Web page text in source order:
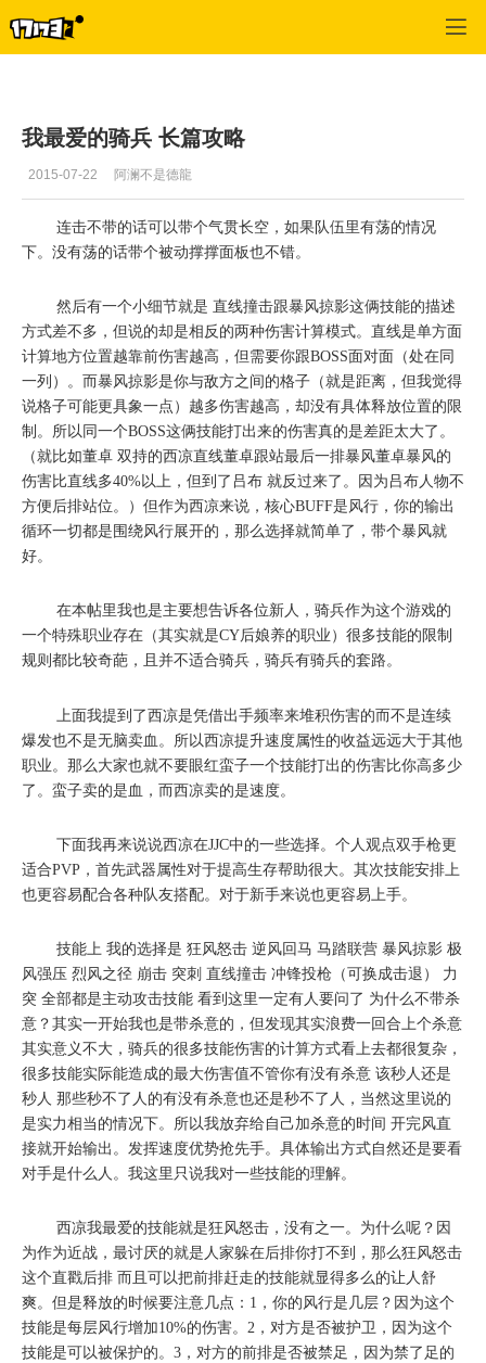
我最爱的骑兵 长篇攻略
2015-07-22 阿澜不是德龍
连击不带的话可以带个气贯长空，如果队伍里有荡的情况
下。没有荡的话带个被动撑撑面板也不错。
然后有一个小细节就是 直线撞击跟暴风掠影这俩技能的描述
方式差不多，但说的却是相反的两种伤害计算模式。直线是单方面
计算地方位置越靠前伤害越高，但需要你跟BOSS面对面（处在同
一列）。而暴风掠影是你与敌方之间的格子（就是距离，但我觉得
说格子可能更具象一点）越多伤害越高，却没有具体释放位置的限
制。所以同一个BOSS这俩技能打出来的伤害真的是差距太大了。
（就比如董卓 双持的西凉直线董卓跟站最后一排暴风董卓暴风的
伤害比直线多40%以上，但到了吕布 就反过来了。因为吕布人物不
方便后排站位。）但作为西凉来说，核心BUFF是风行，你的输出
循环一切都是围绕风行展开的，那么选择就简单了，带个暴风就
好。
在本帖里我也是主要想告诉各位新人，骑兵作为这个游戏的
一个特殊职业存在（其实就是CY后娘养的职业）很多技能的限制
规则都比较奇葩，且并不适合骑兵，骑兵有骑兵的套路。
上面我提到了西凉是凭借出手频率来堆积伤害的而不是连续
爆发也不是无脑卖血。所以西凉提升速度属性的收益远远大于其他
职业。那么大家也就不要眼红蛮子一个技能打出的伤害比你高多少
了。蛮子卖的是血，而西凉卖的是速度。
下面我再来说说西凉在JJC中的一些选择。个人观点双手枪更
适合PVP，首先武器属性对于提高生存帮助很大。其次技能安排上
也更容易配合各种队友搭配。对于新手来说也更容易上手。
技能上 我的选择是 狂风怒击 逆风回马 马踏联营 暴风掠影 极
风强压 烈风之径 崩击 突刺 直线撞击 冲锋投枪（可换成击退） 力
突 全部都是主动攻击技能 看到这里一定有人要问了 为什么不带杀
意？其实一开始我也是带杀意的，但发现其实浪费一回合上个杀意
其实意义不大，骑兵的很多技能伤害的计算方式看上去都很复杂，
很多技能实际能造成的最大伤害值不管你有没有杀意 该秒人还是
秒人 那些秒不了人的有没有杀意也还是秒不了人，当然这里说的
是实力相当的情况下。所以我放弃给自己加杀意的时间 开完风直
接就开始输出。发挥速度优势抢先手。具体输出方式自然还是要看
对手是什么人。我这里只说我对一些技能的理解。
西凉我最爱的技能就是狂风怒击，没有之一。为什么呢？因
为作为近战，最讨厌的就是人家躲在后排你打不到，那么狂风怒击
这个直戳后排 而且可以把前排赶走的技能就显得多么的让人舒
爽。但是释放的时候要注意几点：1，你的风行是几层？因为这个
技能是每层风行增加10%的伤害。2，对方是否被护卫，因为这个
技能是可以被保护的。3，对方的前排是否被禁足，因为禁了足的